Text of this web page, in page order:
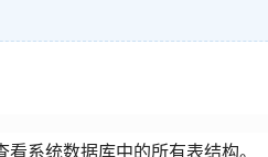
系统数据库中的所有表结构。